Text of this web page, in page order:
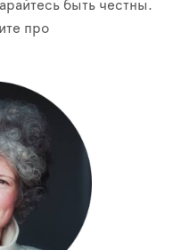
быть честны.
про